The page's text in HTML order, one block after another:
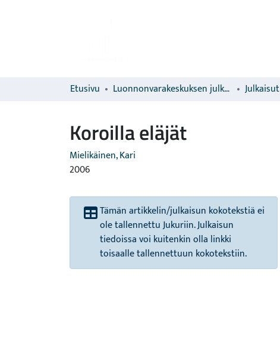
Etusivu Luonnonvarakeskuksen julkaisut Julkaisut
Koroilla eläjät
Mielikäinen, Kari
2006
Tämän artikkelin/julkaisun kokotekstiä ei
ole tallennettu Jukuriin. Julkaisun
tiedoissa voi kuitenkin olla linkki
toisaalle tallennettuun kokotekstiin.